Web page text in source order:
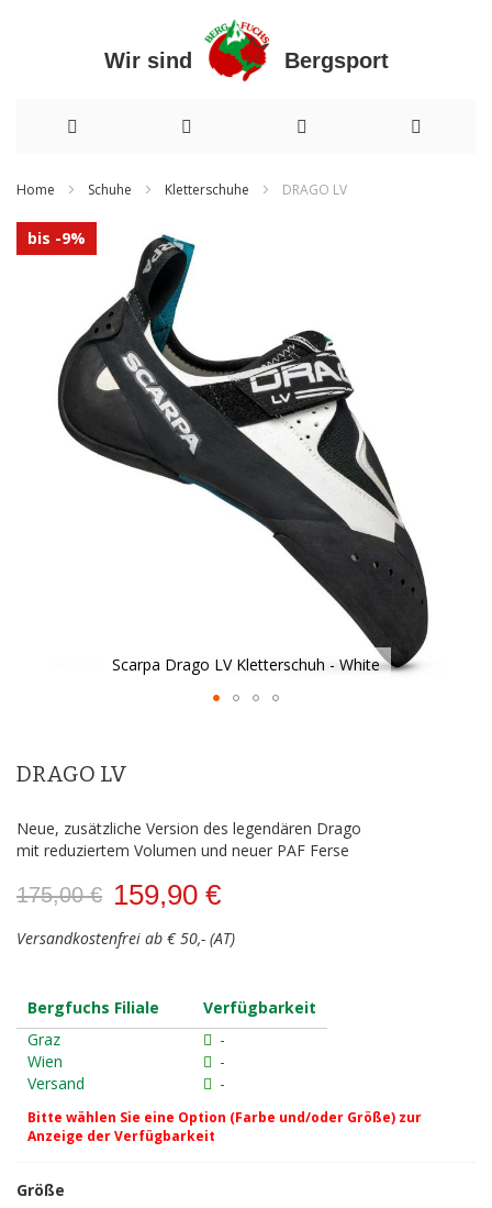
Wir sind Bergsport
Inhalt
Home Schuhe Kletterschuhe DRAGO LV
Zum
Ende
Scarpa Drago LV Kletterschuh - White
der
bis -9%
DRAGO LV
Neue, zusätzliche Version des legendären Drago
mit reduziertem Volumen und neuer PAF Ferse
175,00 € 159,90 €
Versandkostenfrei ab € 50,- (AT)
Bergfuchs Filiale
Verfügbarkeit
Graz
-
Wien
-
Versand
-
Bitte wählen Sie eine Option (Farbe und/oder Größe) zur
Anzeige der Verfügbarkeit
Größe